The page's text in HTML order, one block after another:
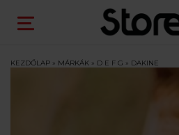
KEZDŐLAP » MÁRKÁK » D E F G » DAKINE